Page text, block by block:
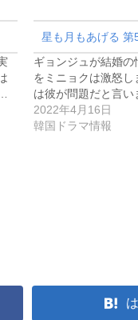
星も月もあげる 第
ギョンジュが結婚の
をミニョクは激怒し
は彼が問題だと言い
2022年4月16日
韓国ドラマ情報